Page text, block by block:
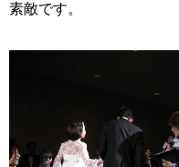
素敵です。